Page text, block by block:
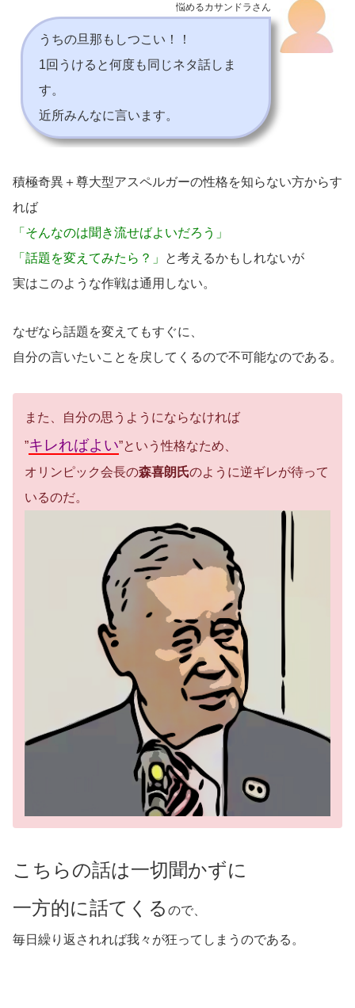
悩めるカサンドラさん
うちの旦那もしつこい！！
1回うけると何度も同じネタ話しま
す。
近所みんなに言います。
積極奇異＋尊大型アスペルガーの性格を知らない方からす
れば
「そんなのは聞き流せばよいだろう」
「話題を変えてみたら？」
と考えるかもしれないが
実はこのような作戦は通用しない。
なぜなら話題を変えてもすぐに、
自分の言いたいことを戻してくるので不可能なのである。
また、自分の思うようにならなければ
”キレればよい”という性格なため、
オリンピック会長の森喜朗氏のように逆ギレが待って
いるのだ。
こちらの話は一切聞かずに
一方的に話てくる ので、
毎日繰り返されれば我々が狂ってしまうのである。